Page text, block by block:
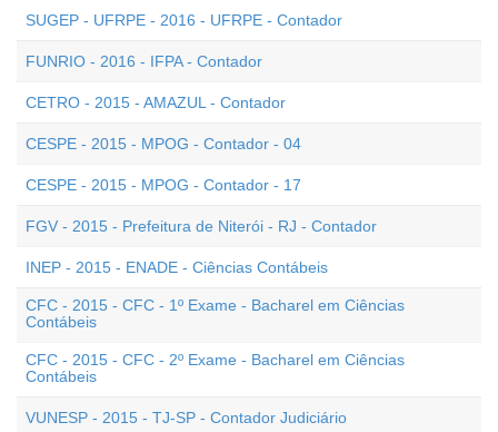
SUGEP - UFRPE - 2016 - UFRPE - Contador
FUNRIO - 2016 - IFPA - Contador
CETRO - 2015 - AMAZUL - Contador
CESPE - 2015 - MPOG - Contador - 04
CESPE - 2015 - MPOG - Contador - 17
FGV - 2015 - Prefeitura de Niterói - RJ - Contador
INEP - 2015 - ENADE - Ciências Contábeis
CFC - 2015 - CFC - 1º Exame - Bacharel em Ciências
Contábeis
CFC - 2015 - CFC - 2º Exame - Bacharel em Ciências
Contábeis
VUNESP - 2015 - TJ-SP - Contador Judiciário